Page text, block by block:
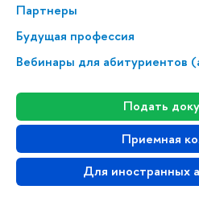
Партнеры
Будущая профессия
Вебинары для абитуриентов
Подать
Приемная
Для иностранных